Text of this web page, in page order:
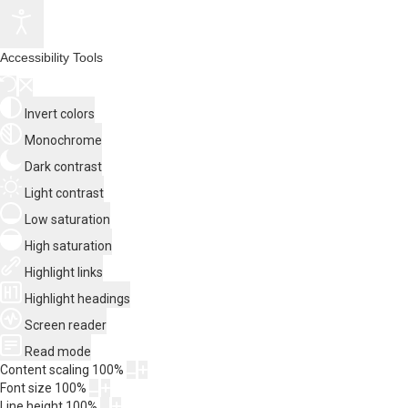
Accessibility Tools
Invert colors
Monochrome
Dark contrast
Light contrast
Low saturation
High saturation
Highlight links
Highlight headings
Screen reader
Read mode
Content scaling 100%
Font size 100%